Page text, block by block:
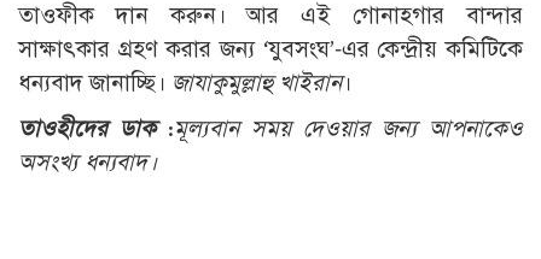
তাওফীক দান করুন। আর এই গোনাহগার বান্দার
সাক্ষাৎকার গ্রহণ করার জন্য ‘যুবসংঘ’-এর কেন্দ্রীয় কমিটিকে
ধন্যবাদ জানাচ্ছি। জাযাকুমুল্লাহু খাইরান।
তাওহীদের ডাক :মূল্যবান সময় দেওয়ার জন্য আপনাকেও
অসংখ্য ধন্যবাদ।